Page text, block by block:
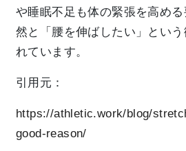
や睡眠不足も体の緊張を高め
然と「腰を伸ばしたい」とい
れています。
引用元：
https://athletic.work/blog/
good-reason/